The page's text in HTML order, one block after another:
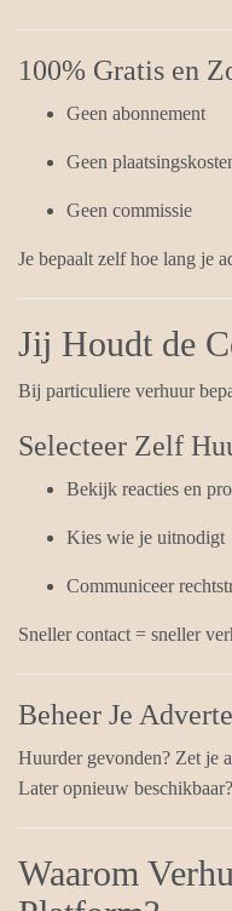
100% Gratis en
Geen abonnement
Geen
Geen commissie
Je bepaalt zelf hoe lang je
Jij Houdt de
Bij particuliere verhuur
Selecteer Zelf
Bekijk reacties en
Kies wie je uitnodigt
Communiceer
Sneller contact = sneller
Beheer Je
Huurder gevonden? Zet je
Later opnieuw
Waarom